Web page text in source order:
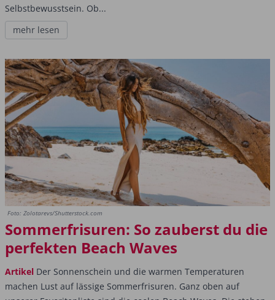
Selbstbewusstsein. Ob...
mehr lesen
Foto: Zolotarevs/Shutterstock.com
Sommerfrisuren: So zauberst du die
perfekten Beach Waves
Artikel Der Sonnenschein und die warmen Temperaturen
machen Lust auf lässige Sommerfrisuren. Ganz oben auf